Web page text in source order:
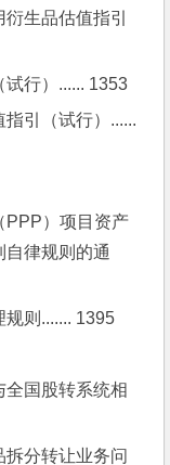
生品估值指引
行）...... 1353
引（试行）......
PPP）项目资产
律规则的通
则....... 1395
全国股转系统相
分转让业务问